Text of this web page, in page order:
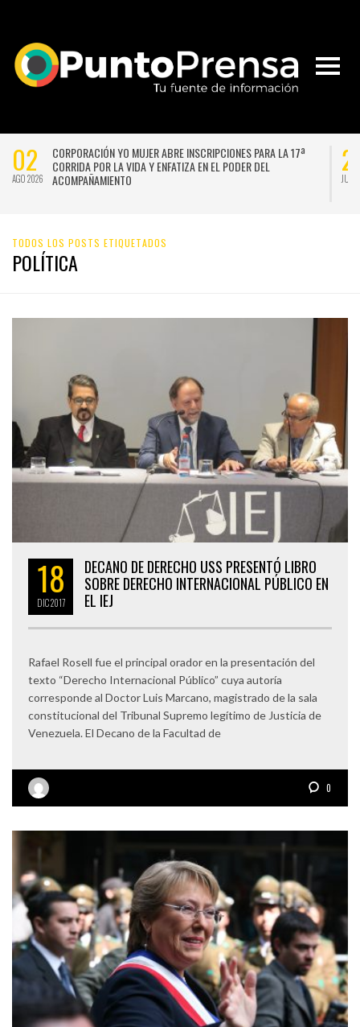
CORPORACIÓN YO MUJER ABRE INSCRIPCIONES PARA LA 17ª
CORRIDA POR LA VIDA Y ENFATIZA EN EL PODER DEL
ACOMPAÑAMIENTO
TODOS LOS POSTS ETIQUETADOS
POLÍTICA
18
DIC2017
DECANO DE DERECHO USS PRESENTÓ LIBRO
SOBRE DERECHO INTERNACIONAL PÚBLICO EN
EL IEJ
Rafael Rosell fue el principal orador en la presentación del
texto “Derecho Internacional Público” cuya autoría
corresponde al Doctor Luis Marcano, magistrado de la sala
constitucional del Tribunal Supremo legítimo de Justicia de
Venezuela. El Decano de la Facultad de
0